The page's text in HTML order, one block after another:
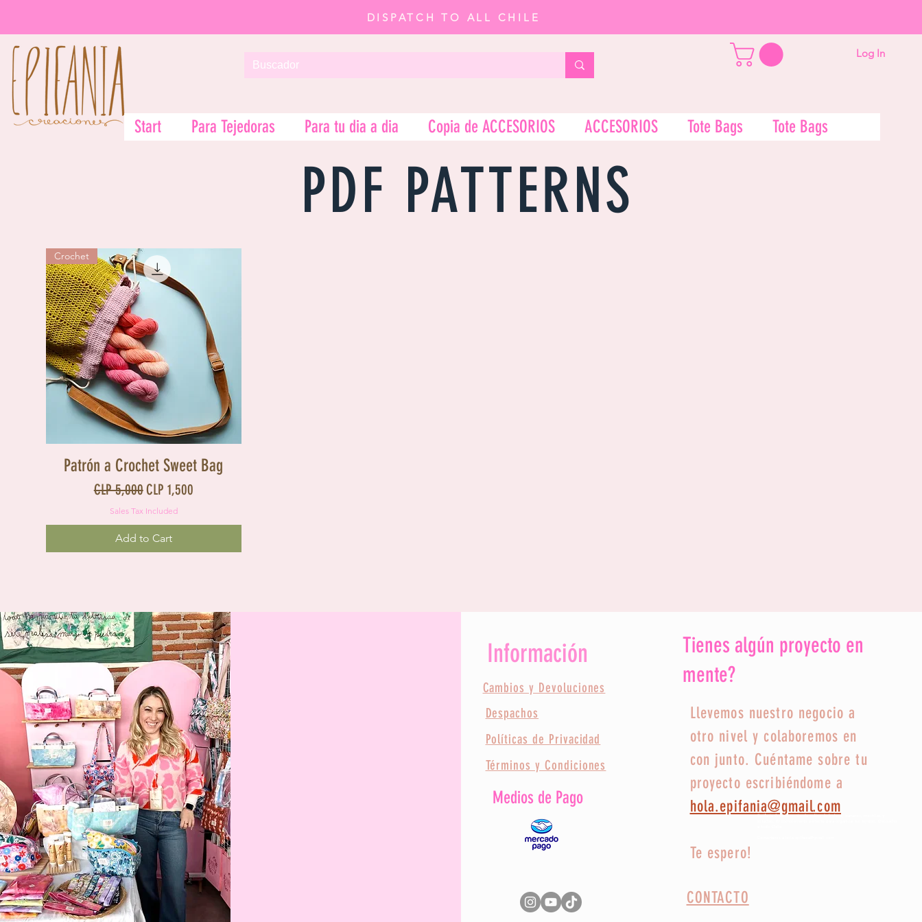
DISPATCH TO ALL CHILE
Log In
Start Para Tejedoras Para tu dia a dia Copia de ACCESORIOS ACCESORIOS Tote Bags Tote Bags
PDF PATTERNS
Quick View
Crochet
Patrón a Crochet Sweet Bag
Regular Price
CLP 5,000Sale Price
CLP 1,500
Sales Tax Included
Add to Cart
Información
Cambios y Devoluciones
Despachos
Políticas de Privacidad
Términos y Condiciones
Medios de Pago
Tienes algún proyecto en
mente?
Llevemos nuestro negocio a
otro nivel y colaboremos en
con junto. Cuéntame sobre tu
proyecto escribiéndome a
hola.epifania@gmail.com
Te espero!
Epifania Creaciones tienda online de bolsos, bananos, mochilas y
CONTACTO